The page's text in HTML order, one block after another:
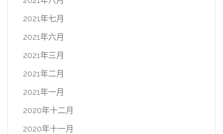
2021年七月
2021年六月
2021年三月
2021年二月
2021年一月
2020年十二月
2020年十一月